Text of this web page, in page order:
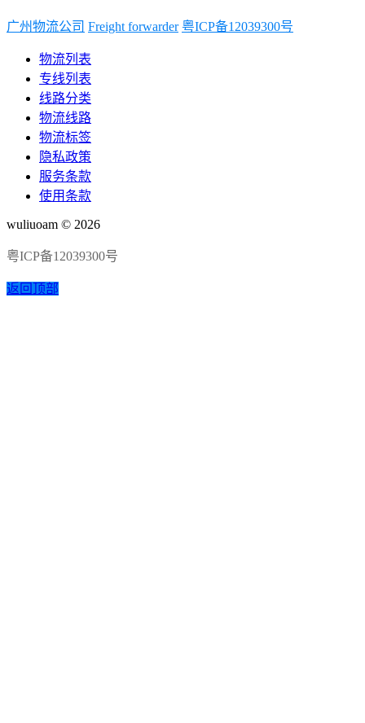
广州物流公司 Freight forwarder 粤ICP备12039300号
物流列表
专线列表
线路分类
物流线路
物流标签
隐私政策
服务条款
使用条款
wuliuoam © 2026
粤ICP备12039300号
返回顶部